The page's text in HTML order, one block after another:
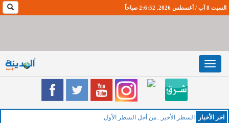
السبت 8 آب / أغسطس 2026. 2:6:53 صباحاً
Toggle
navigation
اخر اﻷخبار